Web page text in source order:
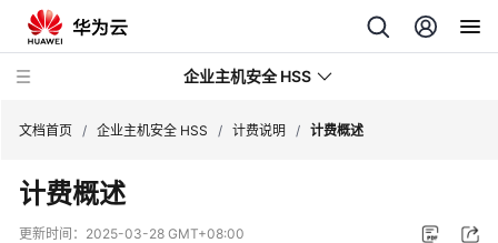
企业主机安全 HSS
最
新
文档首页 / 企业主机安全 HSS / 计费说明 / 计费概述
计费概述
更新时间： 2025-03-28 GMT+08:00